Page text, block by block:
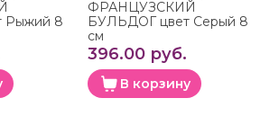
Рыжий 8
ФРАНЦУЗСКИЙ
БУЛЬДОГ цвет Серый 8
см
396.00 руб.
В корзину